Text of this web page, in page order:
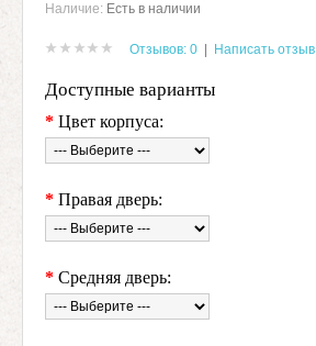
Наличие: Есть в наличии
Отзывов: 0 Написать отзыв
Доступные варианты
* Цвет корпуса:
* Правая дверь:
* Средняя дверь: